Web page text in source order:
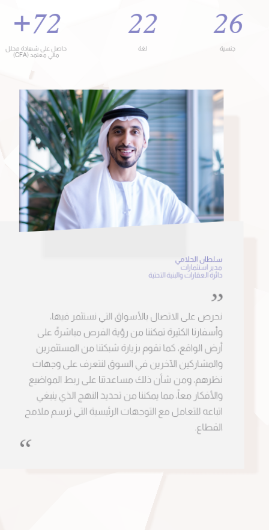
المنظمات المرموقة، كما نوظّف أكبر عدد من حملة شهادة محلل
28
23
لغة
77
+
حاصل على شهادة محلل
مالي معتمد (CFA)
نحرص على الاتصال بالأسواق التي نستثمر فيها،
وأسفارنا الكثيرة تمكننا من رؤية الفرص مباشرةً على
أرض الواقع، كما نقوم بزيارة شبكتنا من المستثمرين
والمشاركين الآخرين في السوق لنتعرف على وجهات
نظرهم، ومن شأن ذلك مساعدتنا على ربط المواضيع
سلطان الحلامي
مدير استثمارات
دائرة العقارات والبنية التحتية